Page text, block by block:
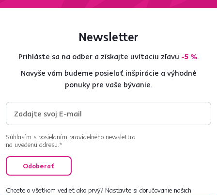
Newsletter
Prihláste sa na odber a získajte uvítaciu zľavu -5 %.
Navyše vám budeme posielať inšpirácie a výhodné
ponuky pre vaše bývanie.
Súhlasím s posielaním pravidelného newslettra
na uvedenú adresu.*
Odoberať
Chcete o všetkom vedieť ako prvý? Nastavte si doručovanie našich